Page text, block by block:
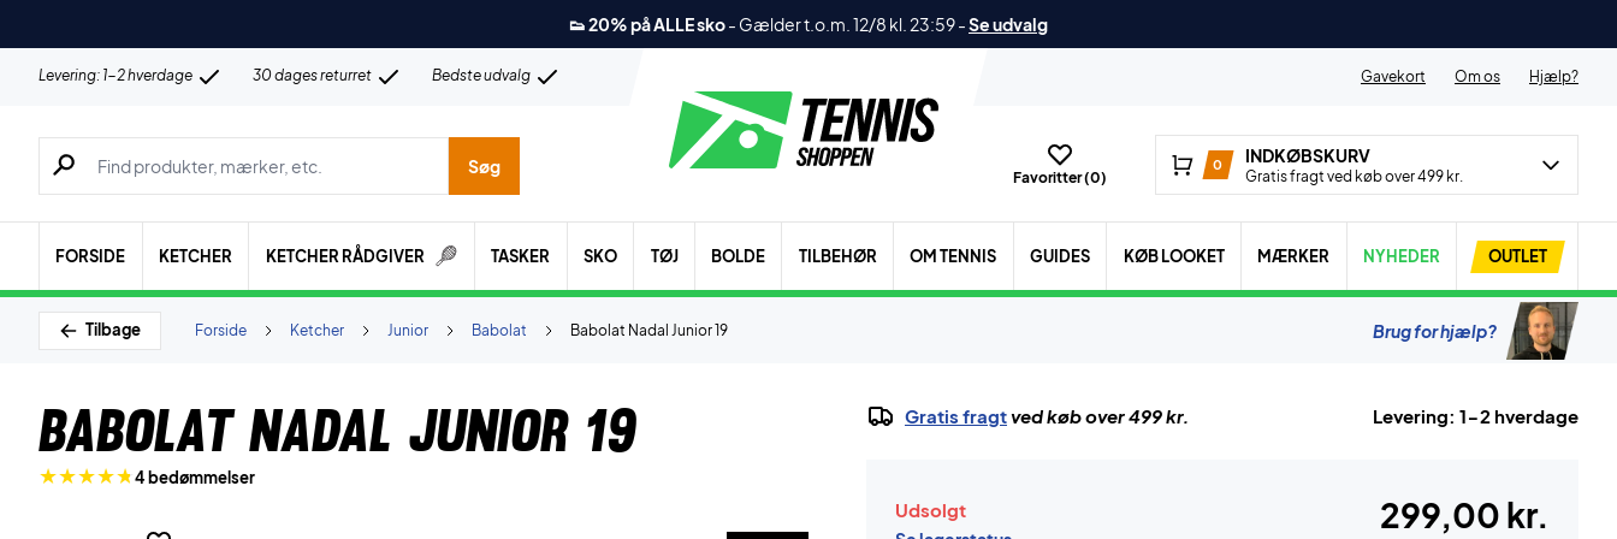
👟 20% på ALLE sko- Gælder t.o.m. 12/8 kl. 23:59-Se udvalg
Levering: 1-2 hverdage 30 dages returret Bedste udvalg Gavekort Om os Hjælp?
Søg efter produkter, mærker etc.
Søg
Favoritter (0)
0 INDKØBSKURV
Gratis fragt ved køb over 499 kr.
FORSIDE KETCHER KETCHER RÅDGIVER TASKER SKO TØJ BOLDE TILBEHØR OM TENNIS GUIDES KØB LOOKET MÆRKER NYHEDER OUTLET
Tilbage Babolat Nadal Junior 19
Babolat
Junior
Ketcher
Forside Brug for hjælp?
Babolat Nadal Junior 19
4 bedømmelser
Gratis fragtved køb over 499 kr. Levering: 1-2 hverdage
Udsolgt 299,00 kr.